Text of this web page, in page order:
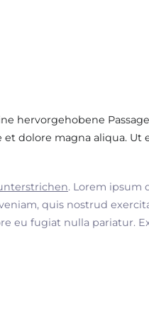
hervorgehobene
dolore magna aliqua.
. Lorem ipsum
quis nostrud
eu fugiat nulla pariatur.